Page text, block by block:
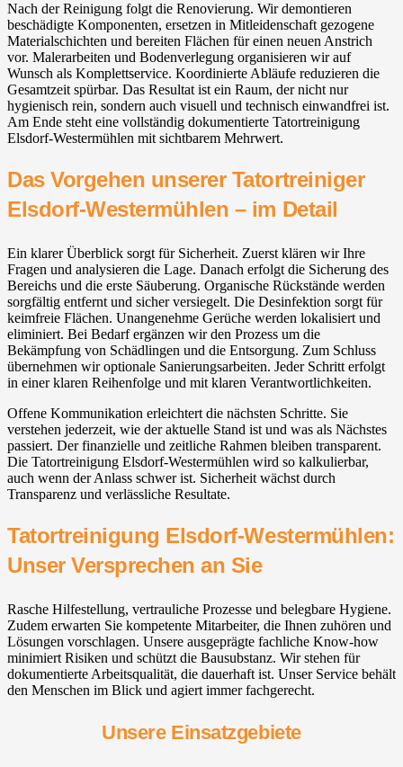
Nach der Reinigung folgt die Renovierung. Wir demontieren
beschädigte Komponenten, ersetzen in Mitleidenschaft gezogene
Materialschichten und bereiten Flächen für einen neuen Anstrich
vor. Malerarbeiten und Bodenverlegung organisieren wir auf
Wunsch als Komplettservice. Koordinierte Abläufe reduzieren die
Gesamtzeit spürbar. Das Resultat ist ein Raum, der nicht nur
hygienisch rein, sondern auch visuell und technisch einwandfrei ist.
Am Ende steht eine vollständig dokumentierte Tatortreinigung
Elsdorf-Westermühlen mit sichtbarem Mehrwert.
Das Vorgehen unserer Tatortreiniger
Elsdorf-Westermühlen – im Detail
Ein klarer Überblick sorgt für Sicherheit. Zuerst klären wir Ihre
Fragen und analysieren die Lage. Danach erfolgt die Sicherung des
Bereichs und die erste Säuberung. Organische Rückstände werden
sorgfältig entfernt und sicher versiegelt. Die Desinfektion sorgt für
keimfreie Flächen. Unangenehme Gerüche werden lokalisiert und
eliminiert. Bei Bedarf ergänzen wir den Prozess um die
Bekämpfung von Schädlingen und die Entsorgung. Zum Schluss
übernehmen wir optionale Sanierungsarbeiten. Jeder Schritt erfolgt
in einer klaren Reihenfolge und mit klaren Verantwortlichkeiten.
Offene Kommunikation erleichtert die nächsten Schritte. Sie
verstehen jederzeit, wie der aktuelle Stand ist und was als Nächstes
passiert. Der finanzielle und zeitliche Rahmen bleiben transparent.
Die Tatortreinigung Elsdorf-Westermühlen wird so kalkulierbar,
auch wenn der Anlass schwer ist. Sicherheit wächst durch
Transparenz und verlässliche Resultate.
Tatortreinigung Elsdorf-Westermühlen:
Unser Versprechen an Sie
Rasche Hilfestellung, vertrauliche Prozesse und belegbare Hygiene.
Zudem erwarten Sie kompetente Mitarbeiter, die Ihnen zuhören und
Lösungen vorschlagen. Unsere ausgeprägte fachliche Know-how
minimiert Risiken und schützt die Bausubstanz. Wir stehen für
dokumentierte Arbeitsqualität, die dauerhaft ist. Unser Service behält
den Menschen im Blick und agiert immer fachgerecht.
Unsere Einsatzgebiete